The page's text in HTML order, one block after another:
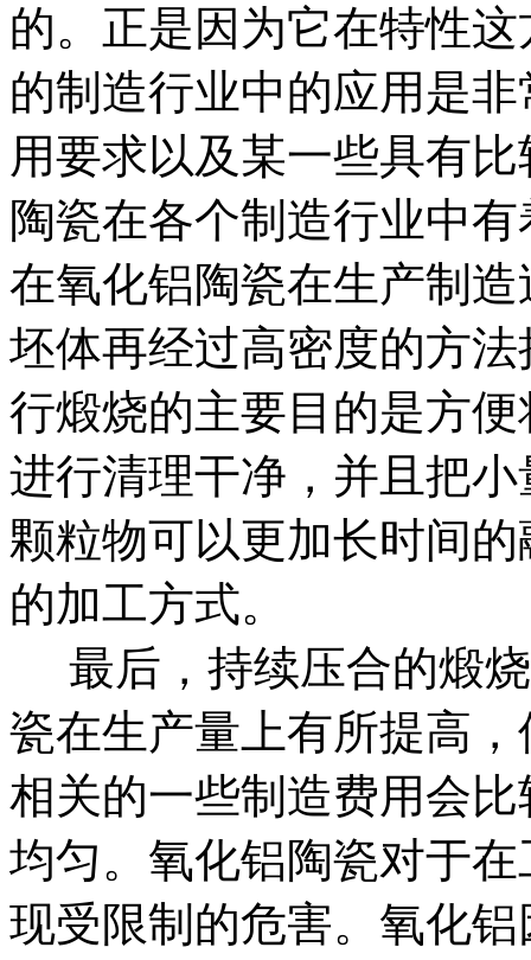
的。正是因为它在特性
的制造行业中的应用是
用要求以及某一些具有
陶瓷在各个制造行业中
在氧化铝陶瓷在生产制
坯体再经过高密度的方
行煅烧的主要目的是方
进行清理干净，并且把
颗粒物可以更加长时间
的加工方式。
最后，持续压合的煅
瓷在生产量上有所提高
相关的一些制造费用会
均匀。氧化铝陶瓷对于
现受限制的危害。氧化